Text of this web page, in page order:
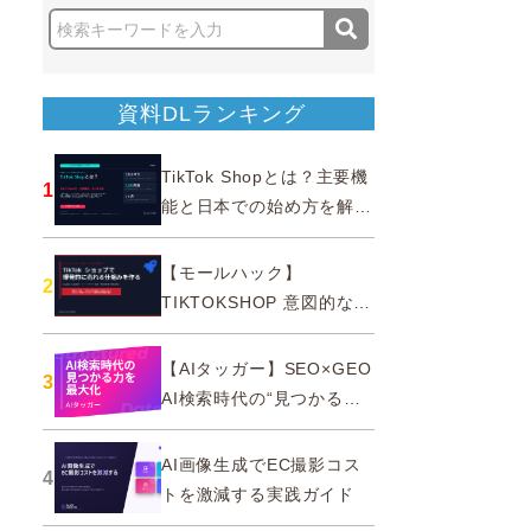
資料DLランキング
1
TikTok Shopとは？主要機
能と日本での始め方を解説
｜公式認定パートナー
2
【モールハック】
TIKTOKSHOP 意図的なバ
ズを生む法則
3
【AIタッガー】SEO×GEO
AI検索時代の“見つかる
力”を最大化
4
AI画像生成でEC撮影コス
トを激減する実践ガイド